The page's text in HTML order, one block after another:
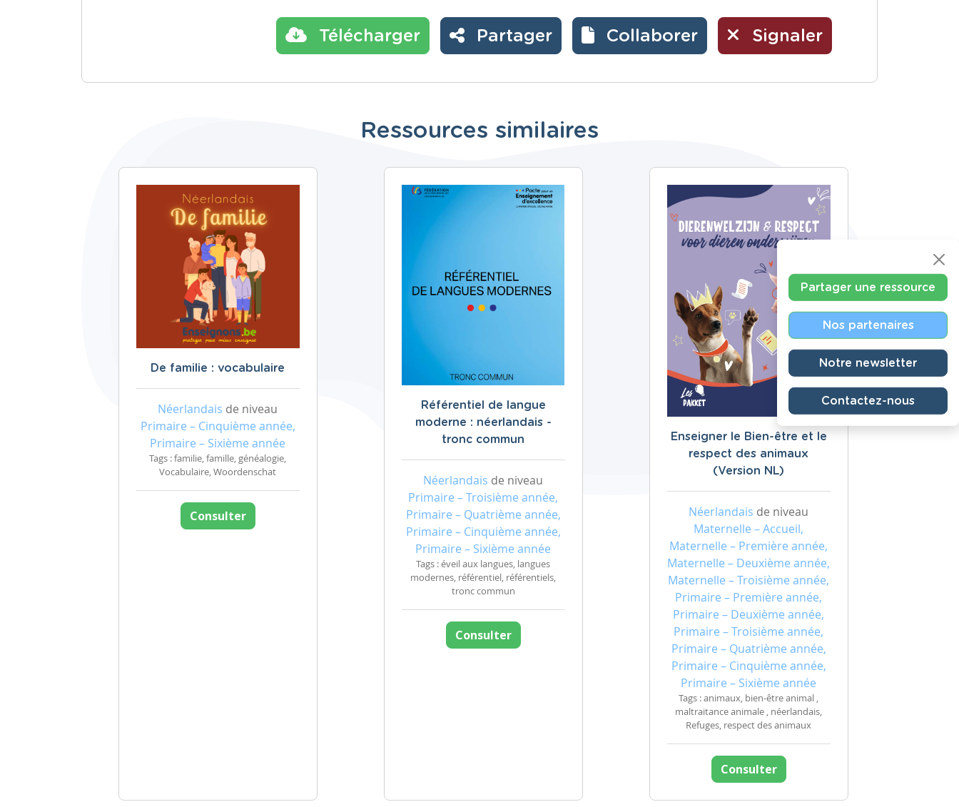
Télécharger Partager Collaborer Signaler
Ressources similaires
De familie : vocabulaire
Néerlandais de niveau
Primaire – Cinquième année,
Primaire – Sixième année
Tags : familie, famille, généalogie,
Vocabulaire, Woordenschat
Consulter
Référentiel de langue
moderne : néerlandais -
tronc commun
Néerlandais de niveau
Primaire – Troisième année,
Primaire – Quatrième année,
Primaire – Cinquième année,
Primaire – Sixième année
Tags : éveil aux langues, langues
modernes, référentiel, référentiels,
tronc commun
Consulter
Enseigner le Bien-être et le
respect des animaux
(Version NL)
Néerlandais de niveau
Maternelle – Accueil,
Maternelle – Première année,
Maternelle – Deuxième année,
Maternelle – Troisième année,
Primaire – Première année,
Primaire – Deuxième année,
Primaire – Troisième année,
Primaire – Quatrième année,
Primaire – Cinquième année,
Primaire – Sixième année
Tags : animaux, bien-être animal ,
maltraitance animale , néerlandais,
Refuges, respect des animaux
Consulter
Partager une ressource
Nos partenaires
Notre newsletter
Contactez-nous